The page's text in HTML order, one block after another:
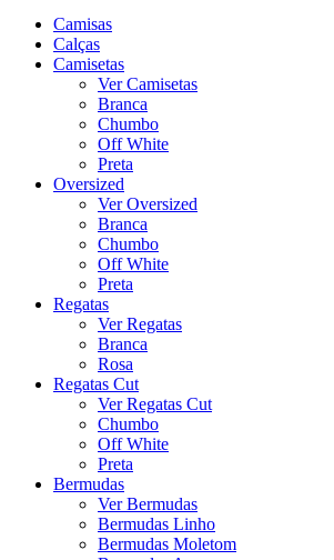
Camisas
Calças
Camisetas
Ver Camisetas
Branca
Chumbo
Off White
Preta
Oversized
Ver Oversized
Branca
Chumbo
Off White
Preta
Regatas
Ver Regatas
Branca
Rosa
Regatas Cut
Ver Regatas Cut
Chumbo
Off White
Preta
Bermudas
Ver Bermudas
Bermudas Linho
Bermudas Moletom